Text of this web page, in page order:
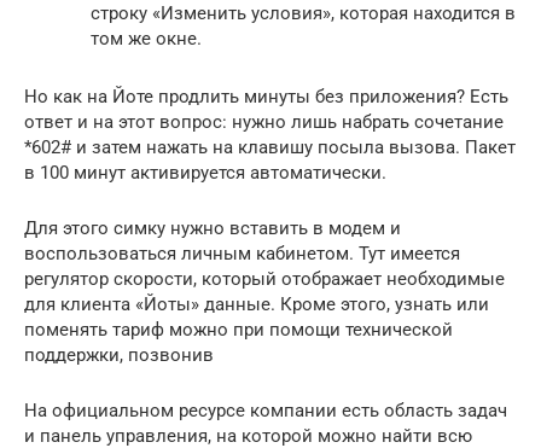
строку «Изменить условия», которая находится в
том же окне.
Но как на Йоте продлить минуты без приложения? Есть
ответ и на этот вопрос: нужно лишь набрать сочетание
*602# и затем нажать на клавишу посыла вызова. Пакет
в 100 минут активируется автоматически.
Для этого симку нужно вставить в модем и
воспользоваться личным кабинетом. Тут имеется
регулятор скорости, который отображает необходимые
для клиента «Йоты» данные. Кроме этого, узнать или
поменять тариф можно при помощи технической
поддержки, позвонив
На официальном ресурсе компании есть область задач
и панель управления, на которой можно найти всю